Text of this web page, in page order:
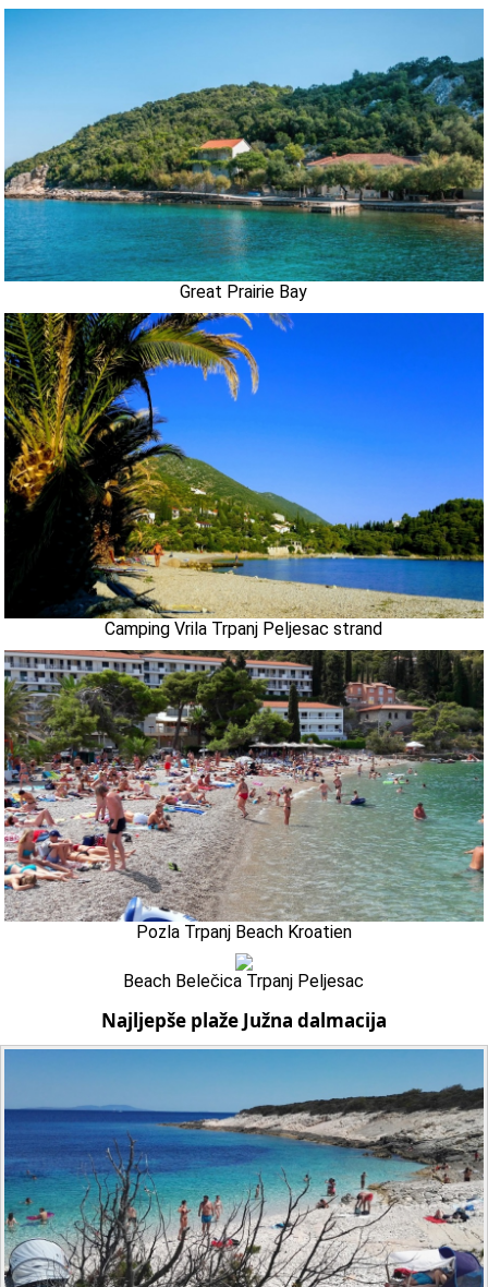
Great Prairie Bay
Camping Vrila Trpanj Peljesac strand
Pozla Trpanj Beach Kroatien
Beach Belečica Trpanj Peljesac
Najljepše plaže Južna dalmacija